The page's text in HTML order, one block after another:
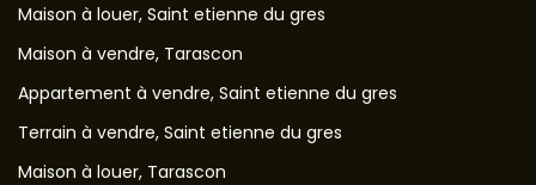
Maison à louer, Saint etienne du gres
Maison à vendre, Tarascon
Appartement à vendre, Saint etienne du gres
Terrain à vendre, Saint etienne du gres
Maison à louer, Tarascon